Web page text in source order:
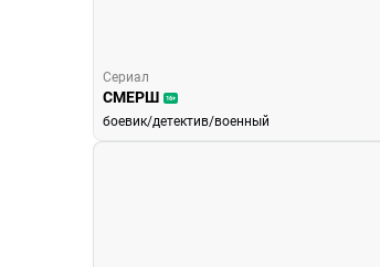
Сериал
СМЕРШ 16+
боевик/детектив/военный